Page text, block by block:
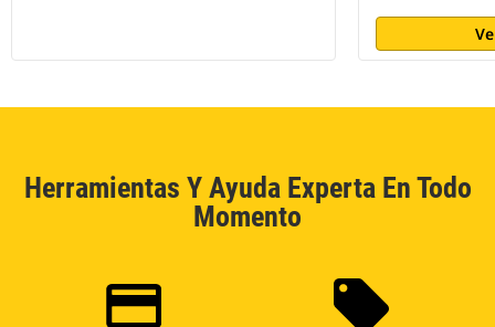
Herramientas Y Ayuda Experta En Todo
Momento